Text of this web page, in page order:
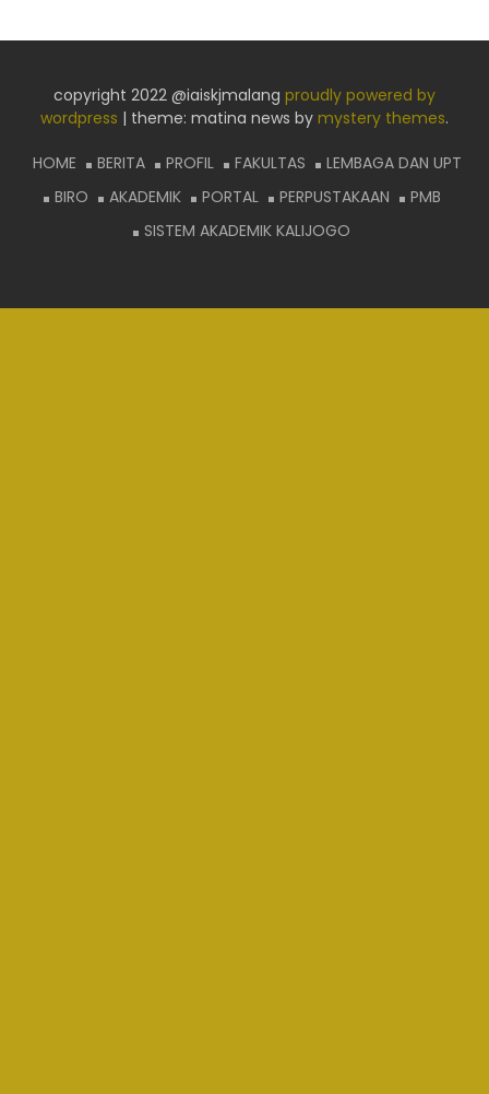
copyright 2022 @iaiskjmalang proudly powered by
wordpress | theme: matina news by mystery themes.
HOME BERITA PROFIL FAKULTAS
LEMBAGA DAN UPT
BIRO
AKADEMIK PORTAL PERPUSTAKAAN
PMB
SISTEM AKADEMIK KALIJOGO